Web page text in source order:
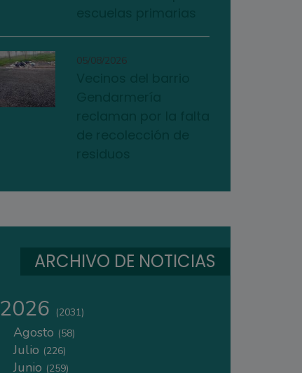
05/08/2026
ARCHIVO DE NOTICIAS
2026 (2031)
Agosto (58)
Julio (226)
Junio (259)